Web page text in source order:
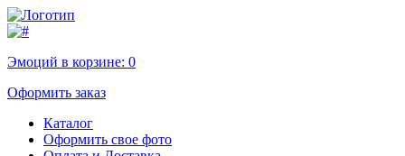
Эмоций в корзине: 0
Оформить заказ
Каталог
Оформить свое фото